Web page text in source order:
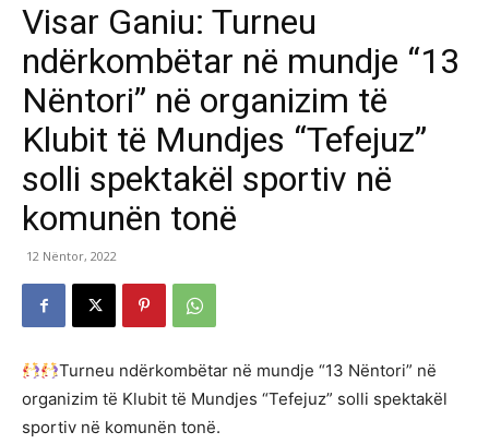
Visar Ganiu: Turneu
ndërkombëtar në mundje “13
Nëntori” në organizim të
Klubit të Mundjes “Tefejuz”
solli spektakël sportiv në
komunën tonë
12 Nëntor, 2022
Turneu ndërkombëtar në mundje “13 Nëntori” në
organizim të Klubit të Mundjes “Tefejuz” solli spektakël
sportiv në komunën tonë.